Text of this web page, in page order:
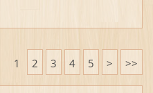
1 2 3 4 5 > >>